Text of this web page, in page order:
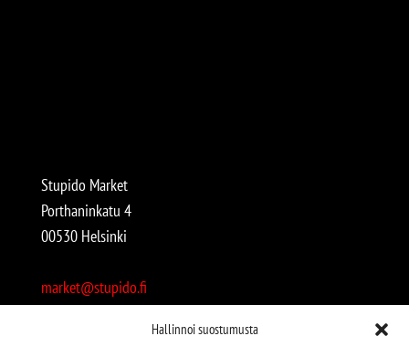
Hallinnoi suostumusta
Stupido Market
Porthaninkatu 4
00530 Helsinki
market@stupido.fi